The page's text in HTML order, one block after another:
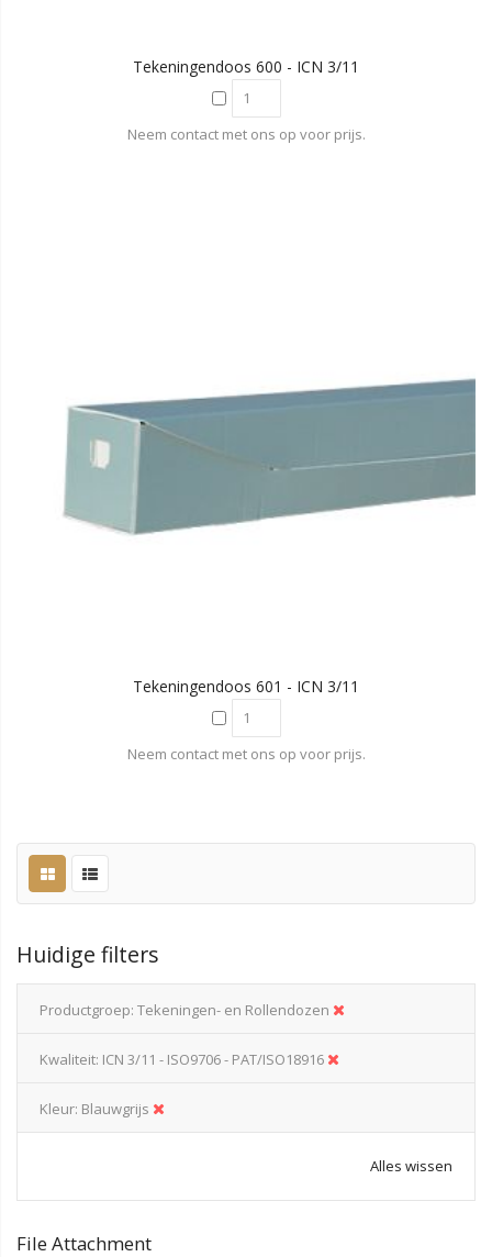
Tekeningendoos 600 - ICN 3/11
Neem contact met ons op voor prijs.
Tekeningendoos 601 - ICN 3/11
Neem contact met ons op voor prijs.
Huidige filters
Productgroep Tekeningen- en Rollendozen
Kwaliteit ICN 3/11 - ISO9706 - PAT/ISO18916
Kleur Blauwgrijs
Alles wissen
File Attachment